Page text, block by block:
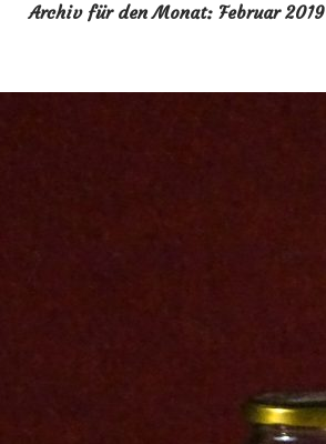
Archiv für den Monat: Februar 2019